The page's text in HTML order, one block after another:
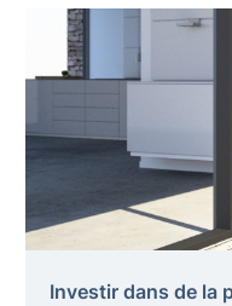
Investir dans de la